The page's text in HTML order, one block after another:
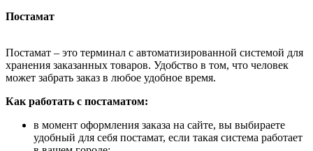
Постамат
Постамат – это терминал с автоматизированной системой для
хранения заказанных товаров. Удобство в том, что человек
может забрать заказ в любое удобное время.
Как работать с постаматом:
в момент оформления заказа на сайте, вы выбираете
удобный для себя постамат, если такая система работает